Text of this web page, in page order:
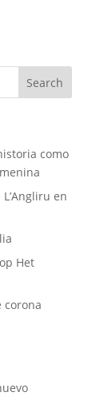
como
en
Het
corona